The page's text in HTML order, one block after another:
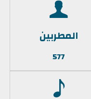
المطربين
577